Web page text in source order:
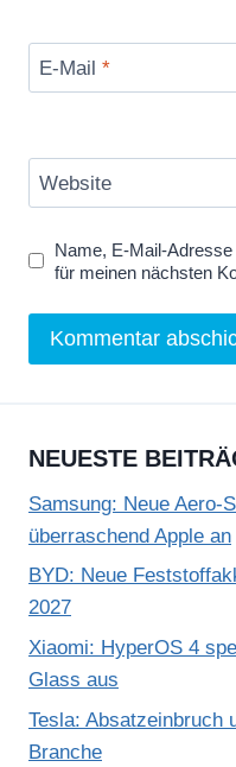
E-Mail *
Website
Name, E-Mail-
für meinen nächsten
NEUESTE
Samsung: Neue Aero-
überraschend Apple an
BYD: Neue
2027
Xiaomi: HyperOS 4
Glass aus
Tesla: Absatzeinbruch
Branche